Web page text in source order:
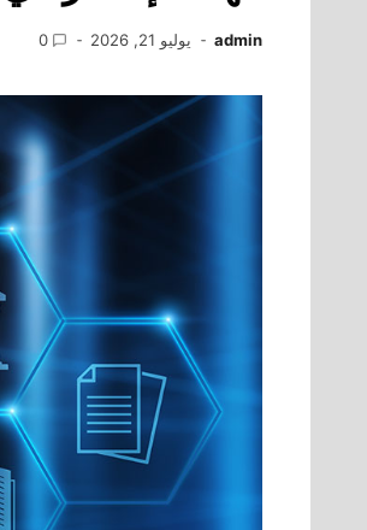
admin يوليو 21, 2026 0